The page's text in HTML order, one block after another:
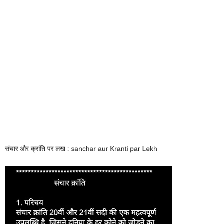
संचार और क्रांति पर लख : sanchar aur Kranti par Lekh